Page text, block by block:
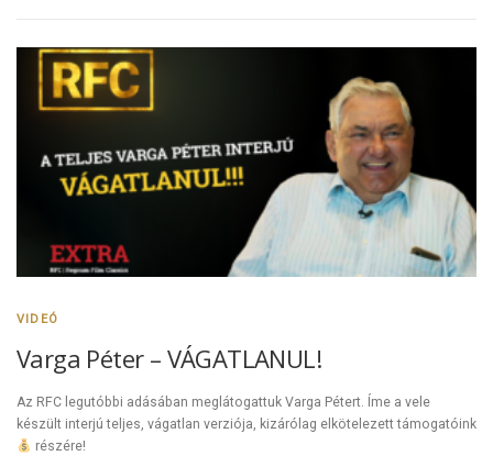
VIDEÓ
Varga Péter – VÁGATLANUL!
Az RFC legutóbbi adásában meglátogattuk Varga Pétert. Íme a vele
készült interjú teljes, vágatlan verziója, kizárólag elkötelezett támogatóink
részére!